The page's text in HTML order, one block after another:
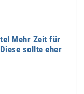
Mehr Zeit für
sollte eher